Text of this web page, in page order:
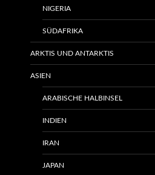
NIGERIA
SÜDAFRIKA
ARKTIS UND ANTARKTIS
ASIEN
ARABISCHE HALBINSEL
INDIEN
IRAN
JAPAN